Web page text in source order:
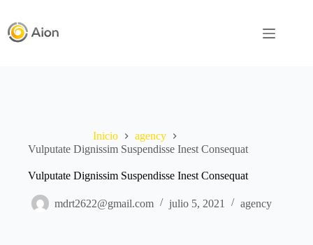
contenido
Inicio
agency
Vulputate Dignissim Suspendisse Inest Consequat
Vulputate Dignissim Suspendisse Inest Consequat
mdrt2622@gmail.com julio 5, 2021 agency